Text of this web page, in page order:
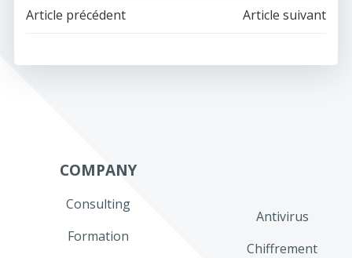
Navigation
de
Article précédent
Navigation
de
Article suivant
COMPANY
Consulting
Formation
Antivirus
Chiffrement